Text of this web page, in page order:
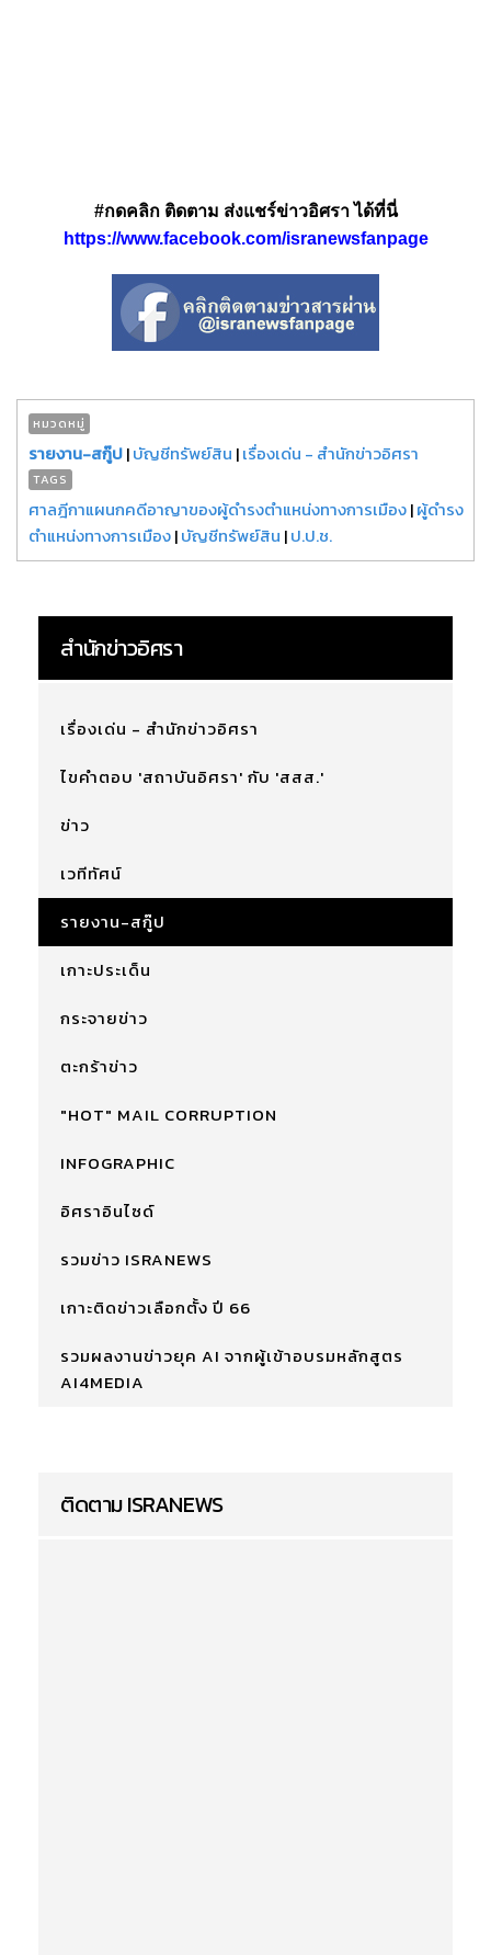
#กดคลิก ติดตาม ส่งแชร์ข่าวอิศรา ได้ที่นี่
https://www.facebook.com/isranewsfanpage
หมวดหมู่
รายงาน-สกู๊ป|บัญชีทรัพย์สิน |เรื่องเด่น - สำนักข่าวอิศรา
TAGS
ศาลฎีกาแผนกคดีอาญาของผู้ดำรงตำแหน่งทางการเมือง|ผู้ดำรง
ตำแหน่งทางการเมือง|บัญชีทรัพย์สิน |ป.ป.ช.
สำนักข่าวอิศรา
เรื่องเด่น - สำนักข่าวอิศรา
ไขคำตอบ 'สถาบันอิศรา' กับ 'สสส.'
ข่าว
เวทีทัศน์
รายงาน-สกู๊ป
เกาะประเด็น
กระจายข่าว
ตะกร้าข่าว
"HOT" MAIL CORRUPTION
INFOGRAPHIC
อิศราอินไซด์
รวมข่าว ISRANEWS
เกาะติดข่าวเลือกตั้ง ปี 66
รวมผลงานข่าวยุค AI จากผู้เข้าอบรมหลักสูตร
AI4MEDIA
ติดตาม ISRANEWS